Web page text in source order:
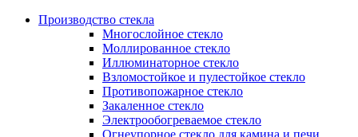
Производство стекла
Многослойное стекло
Моллированное стекло
Иллюминаторное стекло
Взломостойкое и пулестойкое стекло
Противопожарное стекло
Закаленное стекло
Электрообогреваемое стекло
Огнеупорное стекло для камина и печи